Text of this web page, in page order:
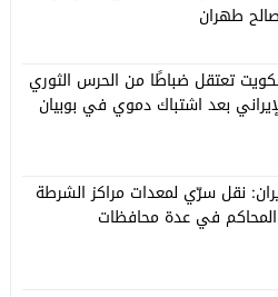
طهران
تعتقل ضباطًا من الحرس الثوري
بعد اشتباك دموي في بوبيان
نقل سرّي لمعدات مراكز الشرطة
في عدة محافظات